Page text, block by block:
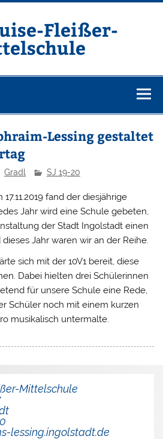
Fleißer-
Lessing gestaltet
Gradl SJ 19-20
fand der diesjährige
Jahr wird eine Schule gebeten,
der Stadt Ingolstadt einen
Jahr waren wir an der Reihe.
sich mit der 10V1 bereit, diese
Dabei hielten drei Schülerinnen
für unsere Schule eine Rede,
Schüler noch mit einem kurzen
musikalisch untermalte.
Mittelschule
lessing.ingolstadt.de